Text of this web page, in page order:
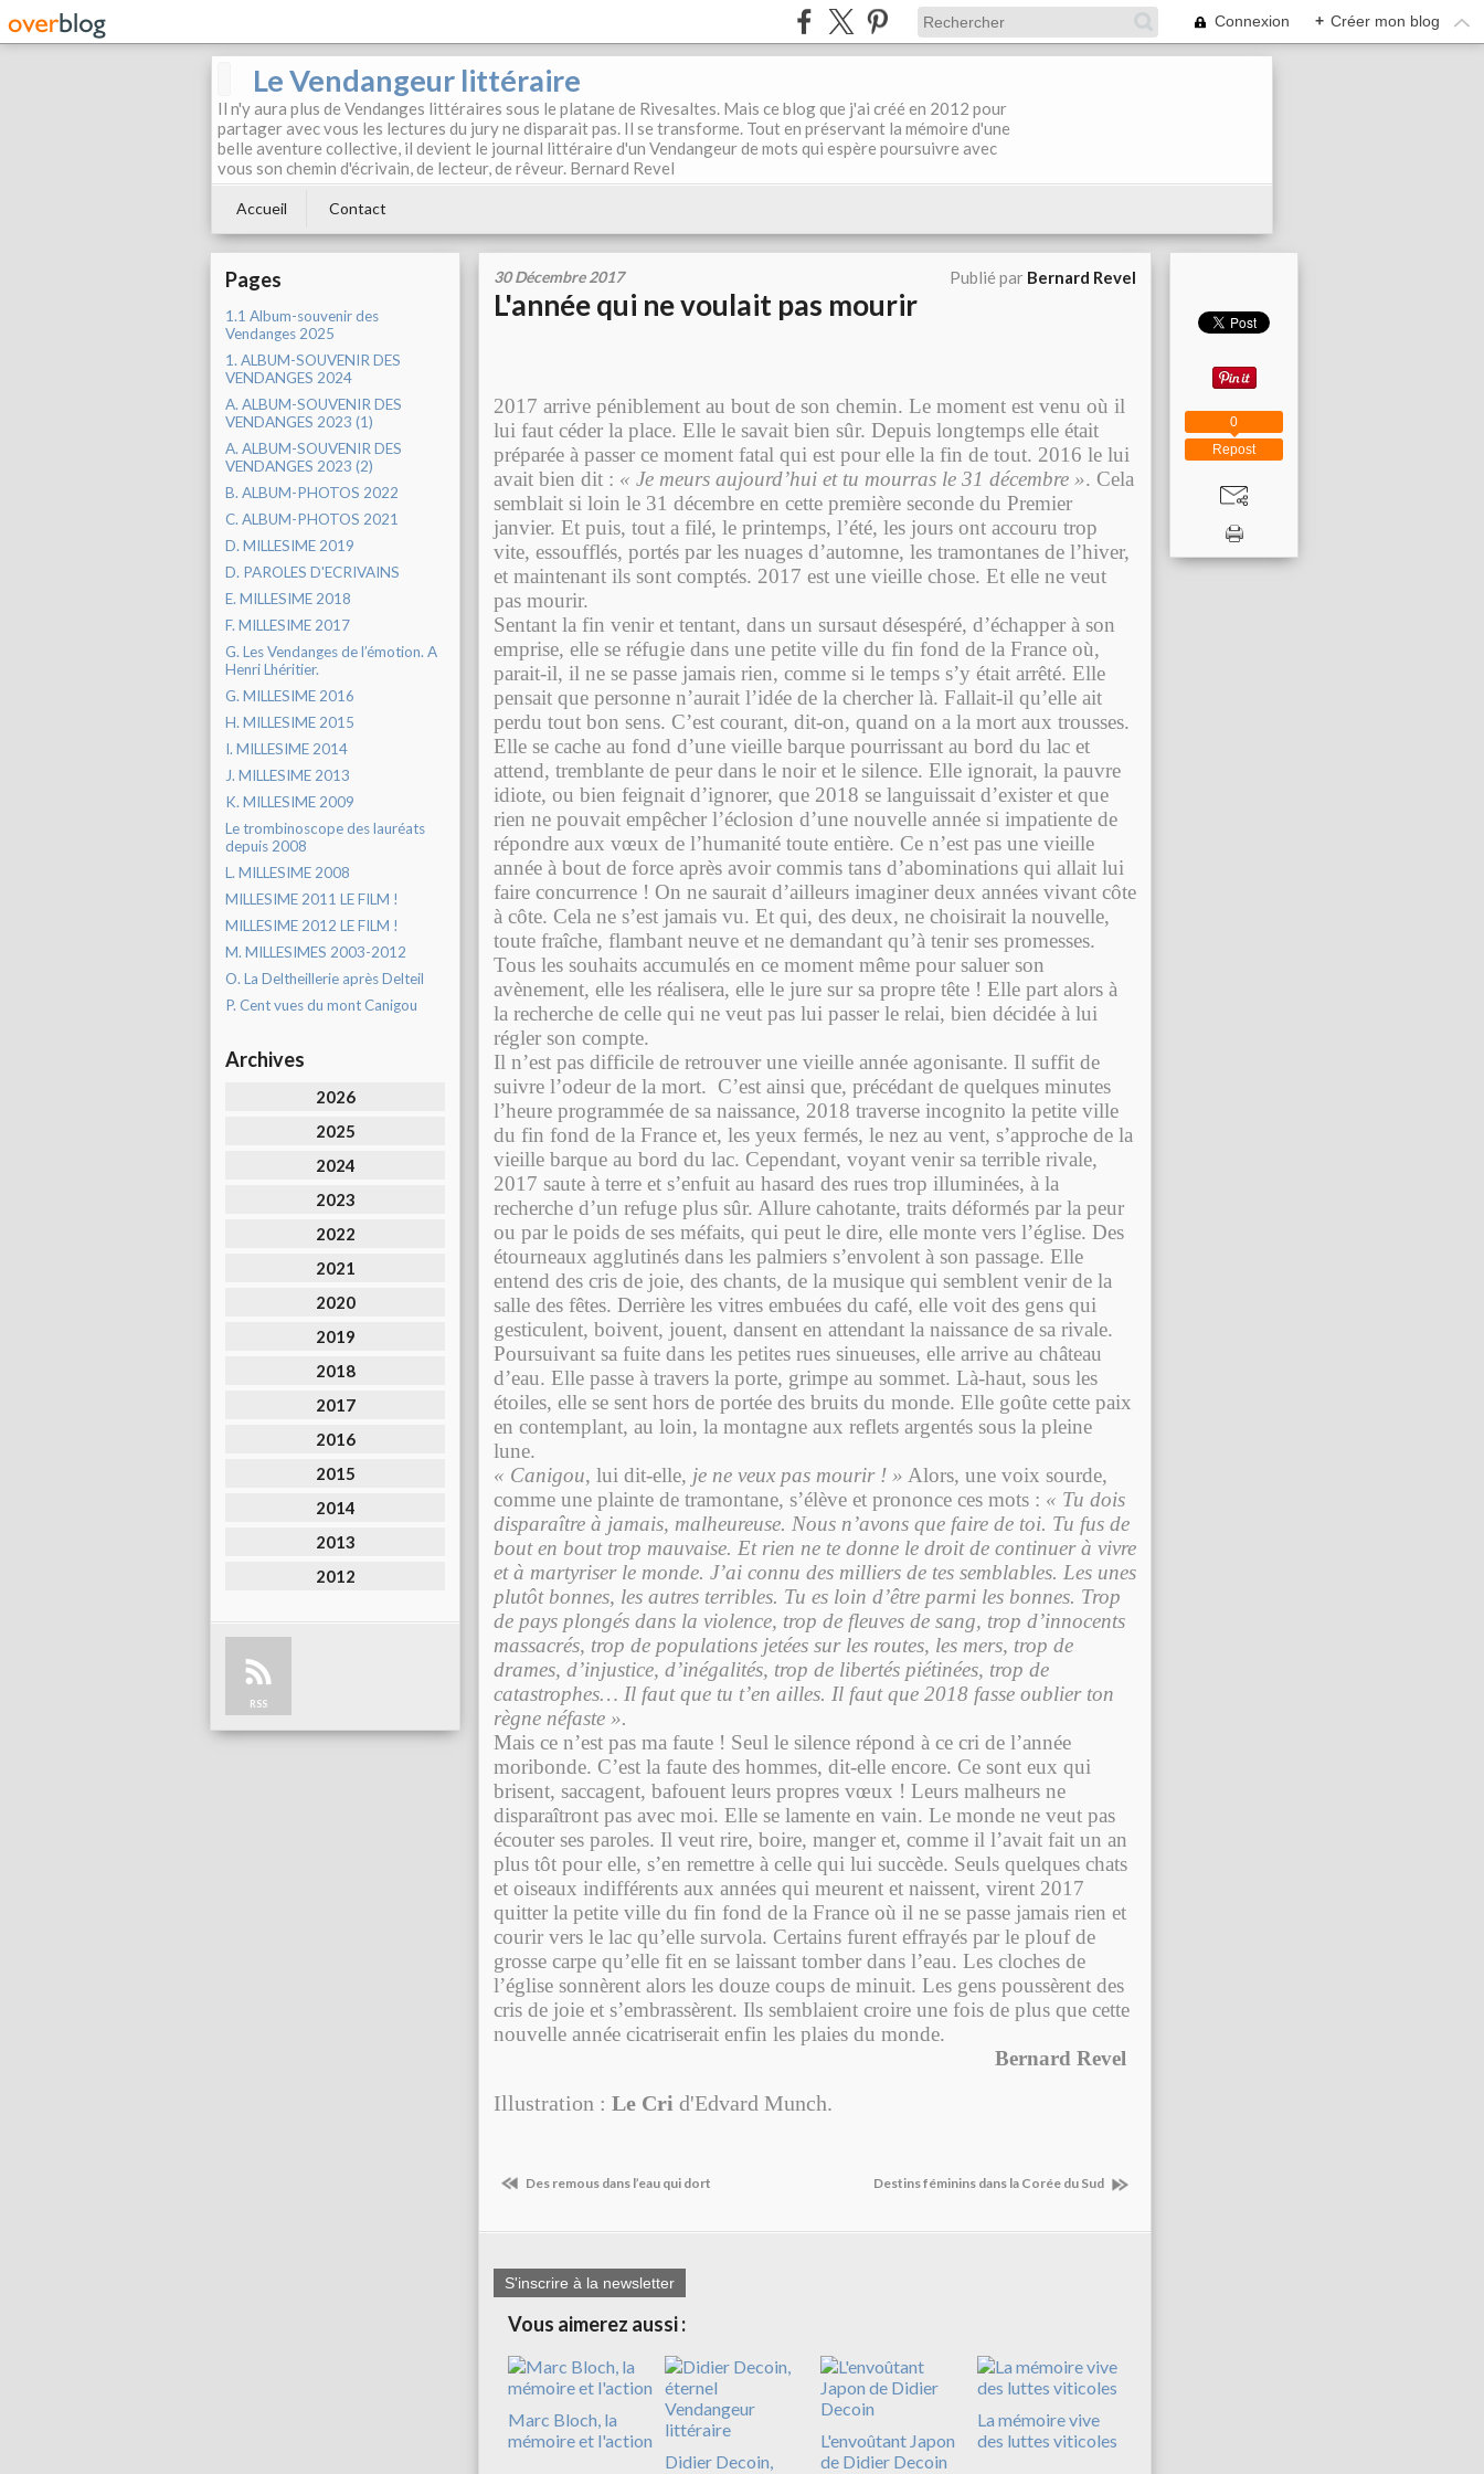
Connexion + Créer mon blog
Le Vendangeur littéraire
Il n'y aura plus de Vendanges littéraires sous le platane de Rivesaltes. Mais ce blog que j'ai créé en 2012 pour
partager avec vous les lectures du jury ne disparait pas. Il se transforme. Tout en préservant la mémoire d'une
belle aventure collective, il devient le journal littéraire d'un Vendangeur de mots qui espère poursuivre avec
vous son chemin d'écrivain, de lecteur, de rêveur. Bernard Revel
Accueil Contact
Pages
1.1 Album-souvenir des
Vendanges 2025
1. ALBUM-SOUVENIR DES
VENDANGES 2024
A. ALBUM-SOUVENIR DES
VENDANGES 2023 (1)
A. ALBUM-SOUVENIR DES
VENDANGES 2023 (2)
B. ALBUM-PHOTOS 2022
C. ALBUM-PHOTOS 2021
D. MILLESIME 2019
D. PAROLES D'ECRIVAINS
E. MILLESIME 2018
F. MILLESIME 2017
G. Les Vendanges de l’émotion. A
Henri Lhéritier.
G. MILLESIME 2016
H. MILLESIME 2015
I. MILLESIME 2014
J. MILLESIME 2013
K. MILLESIME 2009
Le trombinoscope des lauréats
depuis 2008
L. MILLESIME 2008
MILLESIME 2011 LE FILM !
MILLESIME 2012 LE FILM !
M. MILLESIMES 2003-2012
O. La Deltheillerie après Delteil
P. Cent vues du mont Canigou
Archives
2026
2025
2024
2023
2022
2021
2020
2019
2018
2017
2016
2015
2014
2013
2012
RSS
30 Décembre 2017 Publié par Bernard Revel
L'année qui ne voulait pas mourir
2017 arrive péniblement au bout de son chemin. Le moment est venu où il
lui faut céder la place. Elle le savait bien sûr. Depuis longtemps elle était
préparée à passer ce moment fatal qui est pour elle la fin de tout. 2016 le lui
avait bien dit : « Je meurs aujourd’hui et tu mourras le 31 décembre ». Cela
semblait si loin le 31 décembre en cette première seconde du Premier
janvier. Et puis, tout a filé, le printemps, l’été, les jours ont accouru trop
vite, essoufflés, portés par les nuages d’automne, les tramontanes de l’hiver,
et maintenant ils sont comptés. 2017 est une vieille chose. Et elle ne veut
pas mourir.
Sentant la fin venir et tentant, dans un sursaut désespéré, d’échapper à son
emprise, elle se réfugie dans une petite ville du fin fond de la France où,
parait-il, il ne se passe jamais rien, comme si le temps s’y était arrêté. Elle
pensait que personne n’aurait l’idée de la chercher là. Fallait-il qu’elle ait
perdu tout bon sens. C’est courant, dit-on, quand on a la mort aux trousses.
Elle se cache au fond d’une vieille barque pourrissant au bord du lac et
attend, tremblante de peur dans le noir et le silence. Elle ignorait, la pauvre
idiote, ou bien feignait d’ignorer, que 2018 se languissait d’exister et que
rien ne pouvait empêcher l’éclosion d’une nouvelle année si impatiente de
répondre aux vœux de l’humanité toute entière. Ce n’est pas une vieille
année à bout de force après avoir commis tans d’abominations qui allait lui
faire concurrence ! On ne saurait d’ailleurs imaginer deux années vivant côte
à côte. Cela ne s’est jamais vu. Et qui, des deux, ne choisirait la nouvelle,
toute fraîche, flambant neuve et ne demandant qu’à tenir ses promesses.
Tous les souhaits accumulés en ce moment même pour saluer son
avènement, elle les réalisera, elle le jure sur sa propre tête ! Elle part alors à
la recherche de celle qui ne veut pas lui passer le relai, bien décidée à lui
régler son compte.
Il n’est pas difficile de retrouver une vieille année agonisante. Il suffit de
suivre l’odeur de la mort. C’est ainsi que, précédant de quelques minutes
l’heure programmée de sa naissance, 2018 traverse incognito la petite ville
du fin fond de la France et, les yeux fermés, le nez au vent, s’approche de la
vieille barque au bord du lac. Cependant, voyant venir sa terrible rivale,
2017 saute à terre et s’enfuit au hasard des rues trop illuminées, à la
recherche d’un refuge plus sûr. Allure cahotante, traits déformés par la peur
ou par le poids de ses méfaits, qui peut le dire, elle monte vers l’église. Des
étourneaux agglutinés dans les palmiers s’envolent à son passage. Elle
entend des cris de joie, des chants, de la musique qui semblent venir de la
salle des fêtes. Derrière les vitres embuées du café, elle voit des gens qui
gesticulent, boivent, jouent, dansent en attendant la naissance de sa rivale.
Poursuivant sa fuite dans les petites rues sinueuses, elle arrive au château
d’eau. Elle passe à travers la porte, grimpe au sommet. Là-haut, sous les
étoiles, elle se sent hors de portée des bruits du monde. Elle goûte cette paix
en contemplant, au loin, la montagne aux reflets argentés sous la pleine
lune.
« Canigou, lui dit-elle, je ne veux pas mourir ! » Alors, une voix sourde,
comme une plainte de tramontane, s’élève et prononce ces mots : « Tu dois
disparaître à jamais, malheureuse. Nous n’avons que faire de toi. Tu fus de
bout en bout trop mauvaise. Et rien ne te donne le droit de continuer à vivre
et à martyriser le monde. J’ai connu des milliers de tes semblables. Les unes
plutôt bonnes, les autres terribles. Tu es loin d’être parmi les bonnes. Trop
de pays plongés dans la violence, trop de fleuves de sang, trop d’innocents
massacrés, trop de populations jetées sur les routes, les mers, trop de
drames, d’injustice, d’inégalités, trop de libertés piétinées, trop de
catastrophes… Il faut que tu t’en ailles. Il faut que 2018 fasse oublier ton
règne néfaste ».
Mais ce n’est pas ma faute ! Seul le silence répond à ce cri de l’année
moribonde. C’est la faute des hommes, dit-elle encore. Ce sont eux qui
brisent, saccagent, bafouent leurs propres vœux ! Leurs malheurs ne
disparaîtront pas avec moi. Elle se lamente en vain. Le monde ne veut pas
écouter ses paroles. Il veut rire, boire, manger et, comme il l’avait fait un an
plus tôt pour elle, s’en remettre à celle qui lui succède. Seuls quelques chats
et oiseaux indifférents aux années qui meurent et naissent, virent 2017
quitter la petite ville du fin fond de la France où il ne se passe jamais rien et
courir vers le lac qu’elle survola. Certains furent effrayés par le plouf de
grosse carpe qu’elle fit en se laissant tomber dans l’eau. Les cloches de
l’église sonnèrent alors les douze coups de minuit. Les gens poussèrent des
cris de joie et s’embrassèrent. Ils semblaient croire une fois de plus que cette
nouvelle année cicatriserait enfin les plaies du monde.
Bernard Revel
Illustration : Le Cri d'Edvard Munch.
Des remous dans l’eau qui dort Destins féminins dans la Corée du Sud
S'inscrire à la newsletter
Vous aimerez aussi :
Marc Bloch, la
mémoire et l'action
Didier Decoin,
L'envoûtant Japon
de Didier Decoin
La mémoire vive
des luttes viticoles
Repost
0